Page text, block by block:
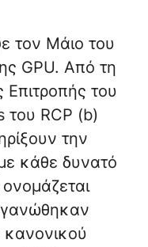
τον Μάιο του
GPU. Από τη
Επιτροπής του
του RCP (b)
την
κάθε δυνατό
κανονικού